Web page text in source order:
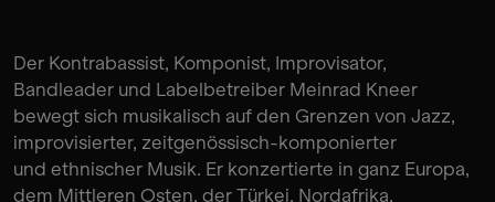
Der Kontrabassist, Komponist, Improvisator,
Bandleader und Labelbetreiber Meinrad Kneer
bewegt sich musikalisch auf den Grenzen von Jazz,
improvisierter, zeitgenössisch-komponierter
und ethnischer Musik. Er konzertierte in ganz Europa,
dem Mittleren Osten, der Türkei, Nordafrika,